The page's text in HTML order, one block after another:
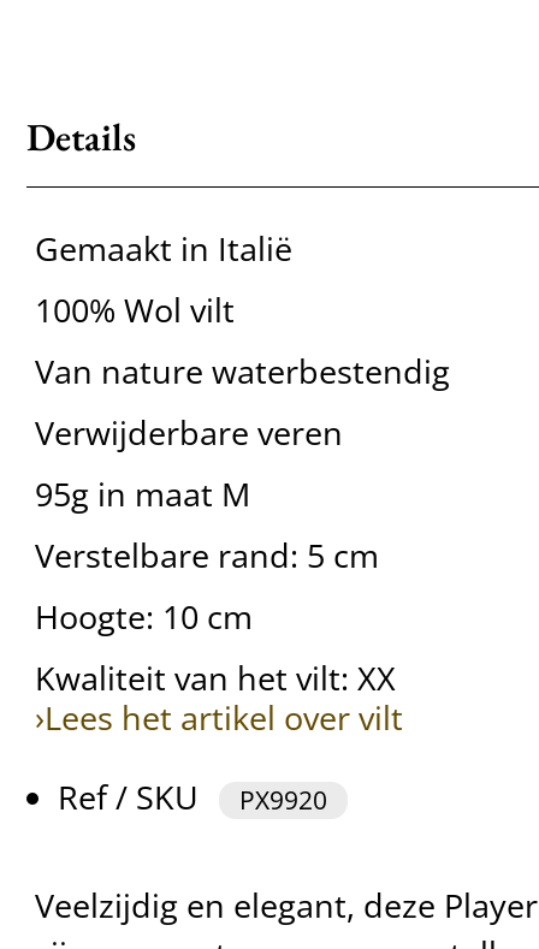
Details
Gemaakt in Italië
100% Wol vilt
Van nature waterbestendig
Verwijderbare veren
95g in maat M
Verstelbare rand: 5 cm
Hoogte: 10 cm
Kwaliteit van het vilt: XX
›Lees het artikel over vilt
Ref / SKU
PX9920
Veelzijdig en elegant, deze